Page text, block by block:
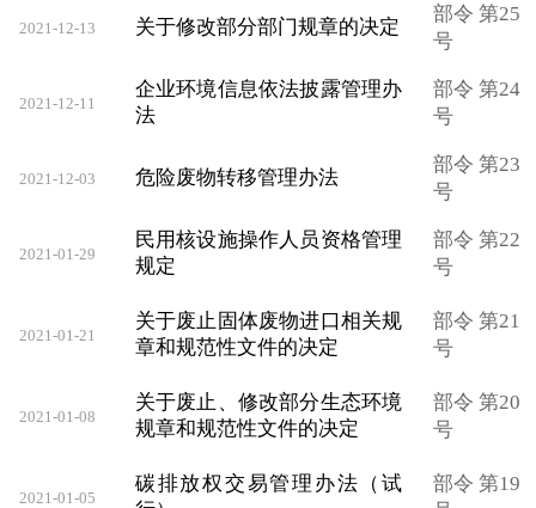
2021-12-13 关于修改部分部门规章的决定
部令 第25
号
2021-12-11
企业环境信息依法披露管理办
法
部令 第24
号
2021-12-03 危险废物转移管理办法
部令 第23
号
2021-01-29
民用核设施操作人员资格管理
规定
部令 第22
号
2021-01-21
关于废止固体废物进口相关规
章和规范性文件的决定
部令 第21
号
2021-01-08
关于废止、修改部分生态环境
规章和规范性文件的决定
部令 第20
号
2021-01-05
碳排放权交易管理办法（试
部令 第19